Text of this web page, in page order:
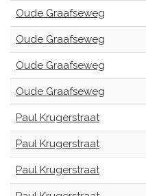
Oude Graafseweg
Oude Graafseweg
Oude Graafseweg
Oude Graafseweg
Paul Krugerstraat
Paul Krugerstraat
Paul Krugerstraat